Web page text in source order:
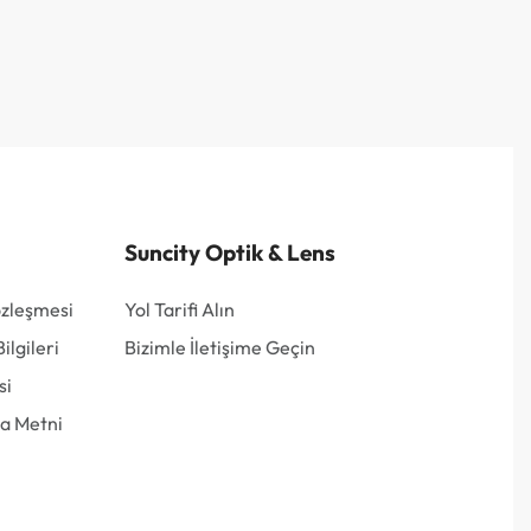
Metni
Suncity Optik & Lens
Yol Tarifi Alın
Bizimle İletişime Geçin